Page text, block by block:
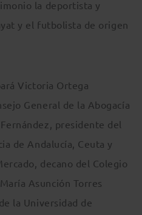
la deportista y
y el futbolista de origen
Victoria Ortega
General de la Abogacía
presidente del
de Andalucía, Ceuta y
decano del Colegio
Asunción Torres
la Universidad de